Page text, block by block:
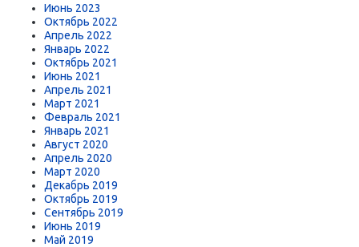
Июнь 2023
Октябрь 2022
Апрель 2022
Январь 2022
Октябрь 2021
Июнь 2021
Апрель 2021
Март 2021
Февраль 2021
Январь 2021
Август 2020
Апрель 2020
Март 2020
Декабрь 2019
Октябрь 2019
Сентябрь 2019
Июнь 2019
Май 2019